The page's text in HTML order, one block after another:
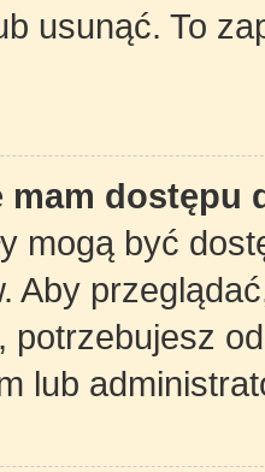
usunąć. To
mam dostępu
mogą być
Aby
potrzebujesz
lub